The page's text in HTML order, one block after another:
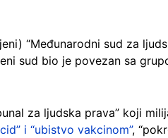
“Međunarodni sud za
sud bio je povezan sa
za ljudska prava” koji
i “ubistvo vakcinom”,